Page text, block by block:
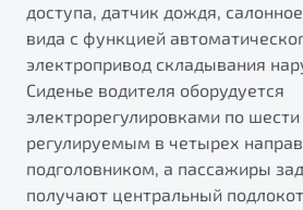
доступа, датчик дождя,
вида с функцией
электропривод складывания
Сиденье водителя оборудуется
электрорегулировками по
регулируемым в четырех
подголовником, а пассажиры
получают центральный